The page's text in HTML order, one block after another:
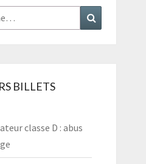
:
BILLETS
classe D : abus